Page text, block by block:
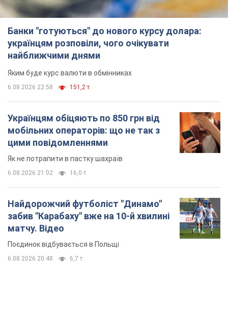
Банки "готуються" до нового курсу долара:
українцям розповіли, чого очікувати
найближчими днями
Яким буде курс валюти в обмінниках
6.08.2026 22:58 151,2 т.
Українцям обіцяють по 850 грн від
мобільних операторів: що не так з
цими повідомленнями
Як не потрапити в пастку шахраїв
6.08.2026 21:02 16,0 т.
Найдорожчий футболіст "Динамо"
забив "Карабаху" вже на 10-й хвилині
матчу. Відео
Поєдинок відбувається в Польщі
6.08.2026 20:48 6,7 т.